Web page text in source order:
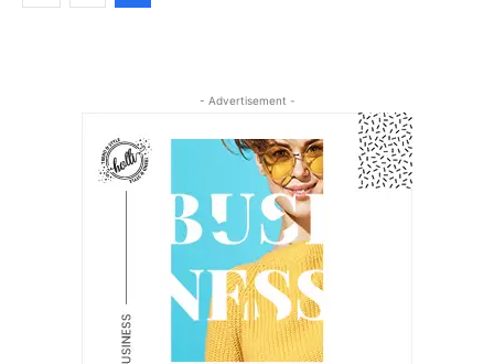
- Advertisement -